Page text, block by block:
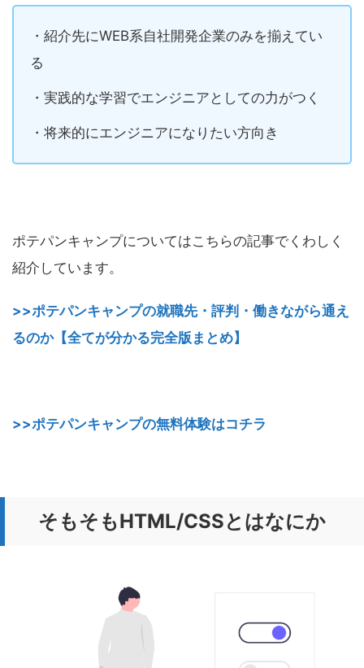
・紹介先にWEB系自社開発企業のみを揃えてい
る
・実践的な学習でエンジニアとしての力がつく
・将来的にエンジニアになりたい方向き
ポテパンキャンプについてはこちらの記事でくわしく
紹介しています。
>>ポテパンキャンプの就職先・評判・働きながら通え
るのか【全てが分かる完全版まとめ】
>>ポテパンキャンプの無料体験はコチラ
そもそもHTML/CSSとはなにか